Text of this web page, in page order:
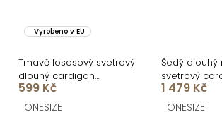
Vyrobeno v EU
Tmavě lososový svetrový
dlouhý cardigan
SENTENCERO
599 Kč
ONESIZE
Šedý dlouhý
svetrový
TOMELIR
1 479 Kč
ONESIZE